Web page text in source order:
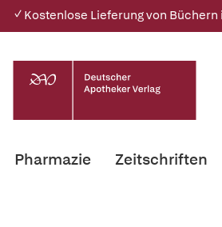
✓ Kostenlose Lieferung von
Pharmazie Zeitschriften